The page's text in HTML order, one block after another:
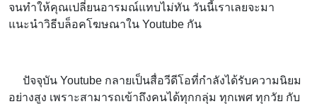
จนทำให้คุณเปลี่ยนอารมณ์แทบไม่ทัน วันนี้เราเลยจะมา
แนะนำวิธีบล็อคโฆษณาใน Youtube กัน
ปัจจุบัน Youtube กลายเป็นสื่อวีดีโอที่กำลังได้รับความนิยม
อย่างสูง เพราะสามารถเข้าถึงคนได้ทุกกลุ่ม ทุกเพศ ทุกวัย กับ